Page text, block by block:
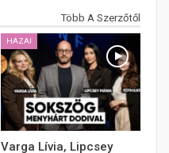
Több A Szerzőtől
HAZAI
Varga Lívia, Lipcsey